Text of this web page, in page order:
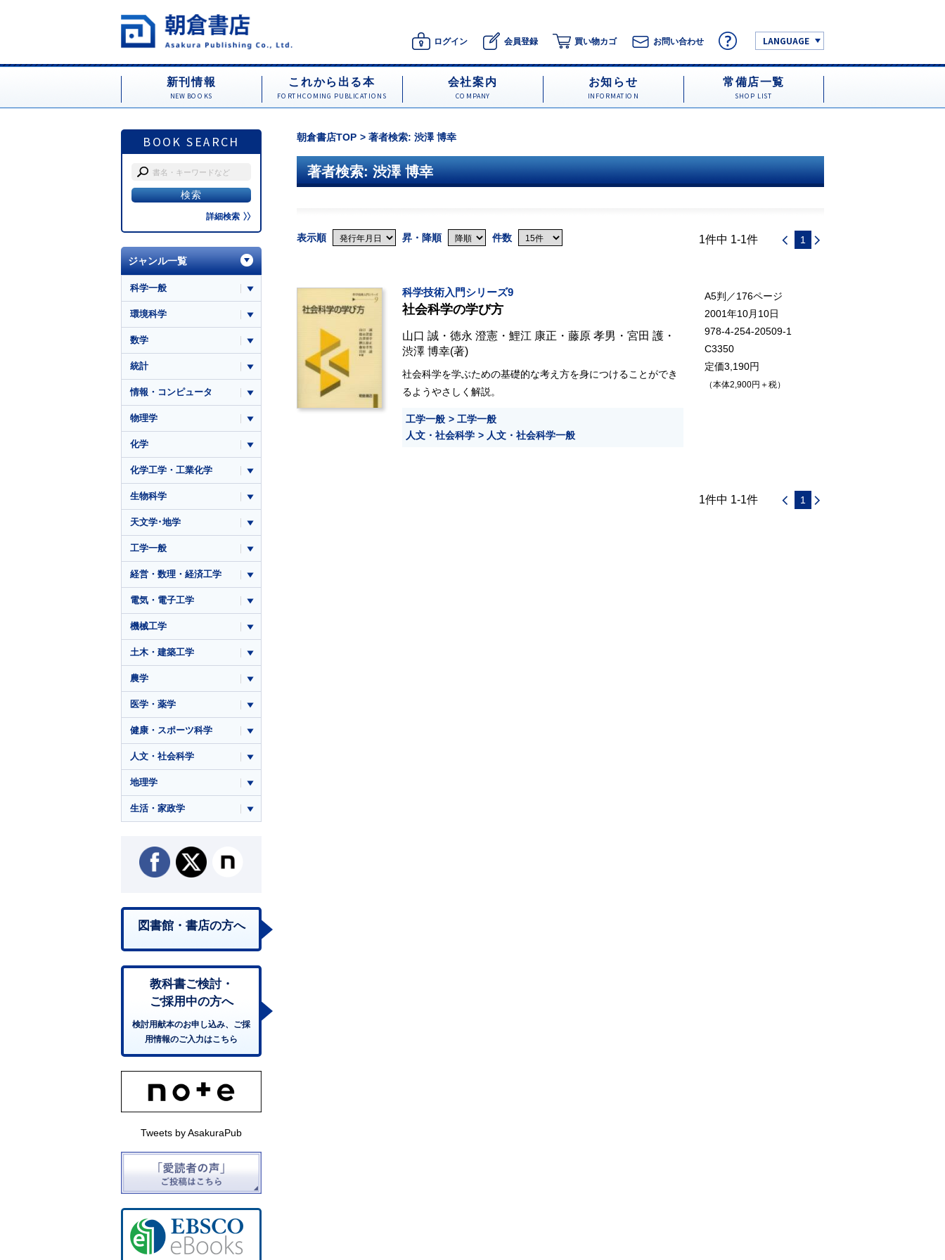
ログイン 会員登録 買い物カゴ お問い合わせ LANGUAGE
新刊情報
NEW BOOKS
これから出る本
FORTHCOMING PUBLICATIONS
会社案内
COMPANY
お知らせ
INFORMATION
常備店一覧
SHOP LIST
BOOK SEARCH
詳細検索
朝倉書店TOP 著者検索: 渋澤 博幸
著者検索: 渋澤 博幸
表示順 昇・降順 件数 1件中 1-1件 1
科学技術入門シリーズ9
社会科学の学び方
山口 誠 ・ 徳永 澄憲 ・ 鯉江 康正 ・ 藤原 孝男 ・ 宮田 護 ・
渋澤 博幸(著)
社会科学を学ぶための基礎的な考え方を身につけることができ
るようやさしく解説。
工学一般
工学一般
人文・社会科学
人文・社会科学一般
A5判／176ページ
2001年10月10日
978-4-254-20509-1
C3350
定価3,190円
（本体2,900円＋税）
1件中 1-1件 1
ジャンル一覧
科学一般
環境科学
数学
統計
情報・コンピュータ
物理学
化学
化学工学・工業化学
生物科学
天文学･地学
工学一般
経営・数理・経済工学
電気・電子工学
機械工学
土木・建築工学
農学
医学・薬学
健康・スポーツ科学
人文・社会科学
地理学
生活・家政学
図書館・書店の方へ
教科書ご検討・
ご採用中の方へ
検討用献本のお申し込み、ご採
用情報のご入力はこちら
Tweets by AsakuraPub